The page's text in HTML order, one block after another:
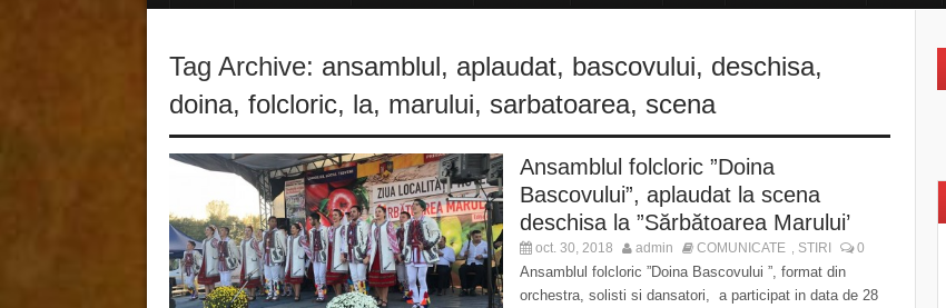
Tag Archive: ansamblul, aplaudat, bascovului, deschisa,
doina, folcloric, la, marului, sarbatoarea, scena
Ansamblul folcloric ”Doina
Bascovului”, aplaudat la scena
deschisa la ”Sărbătoarea Marului’
oct. 30, 2018 admin COMUNICATE STIRI 0
Ansamblul folcloric ”Doina Bascovului ”, format din
orchestra, solisti si dansatori, a participat in data de 28